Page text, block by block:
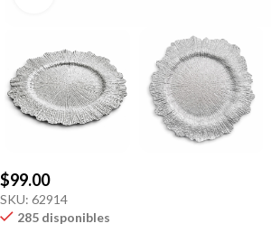
$99.00
SKU: 62914
285 disponibles